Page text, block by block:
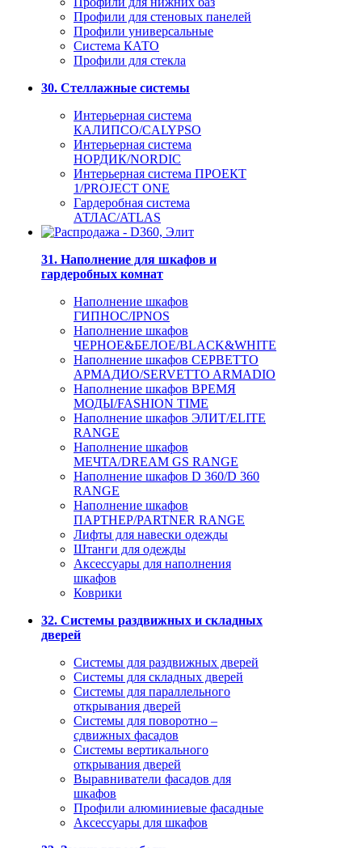
Профили для стеновых панелей
Профили универсальные
Система КАТО
Профили для стекла
30. Стеллажные системы
Интерьерная система
КАЛИПСО/CALYPSO
Интерьерная система
НОРДИК/NORDIC
Интерьерная система ПРОЕКТ
1/PROJECT ONE
Гардеробная система
АТЛАС/ATLAS
31. Наполнение для шкафов и
гардеробных комнат
Наполнение шкафов
ГИПНОС/IPNOS
Наполнение шкафов
ЧЕРНОЕ&БЕЛОЕ/BLACK&WHITE
Наполнение шкафов СЕРВЕТТО
АРМАДИО/SERVETTO ARMADIO
Наполнение шкафов ВРЕМЯ
МОДЫ/FASHION TIME
Наполнение шкафов ЭЛИТ/ELITE
RANGE
Наполнение шкафов
МЕЧТА/DREAM GS RANGE
Наполнение шкафов D 360/D 360
RANGE
Наполнение шкафов
ПАРТНЕР/PARTNER RANGE
Лифты для навески одежды
Штанги для одежды
Аксессуары для наполнения
шкафов
Коврики
32. Системы раздвижных и складных
дверей
Системы для раздвижных дверей
Системы для складных дверей
Системы для параллельного
открывания дверей
Системы для поворотно –
сдвижных фасадов
Системы вертикального
открывания дверей
Выравниватели фасадов для
шкафов
Профили алюминиевые фасадные
Аксессуары для шкафов